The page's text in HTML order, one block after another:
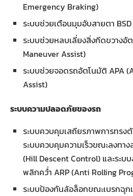
Emergency Braking)
ระบบช่วยเตือนมุมอับสายตา
ระบบช่วยหลบเลี่ยงสิ่งกีดขวางอั
Maneuver Assist)
ระบบช่วยจอดรถอัตโนมัติ APA
Assist)
ระบบความปลอดภัยของรถ
ระบบควบคุมเสถียรภาพการทรง
ระบบควบคุมความเร็วขณะลงทาง
(Hill Descent Control) และระบ
พลิกคว่ำ ARP (Anti Rolling
ระบบป้องกันล้อล็อกขณะเบรกฉุก